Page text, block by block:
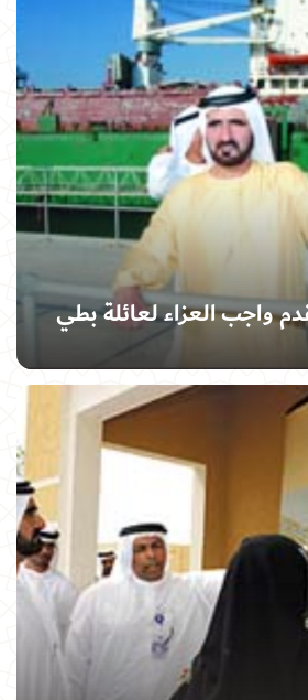
واجب العزاء لعائلة بطي